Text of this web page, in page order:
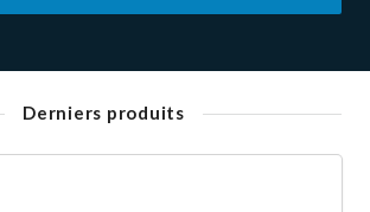
Derniers produits